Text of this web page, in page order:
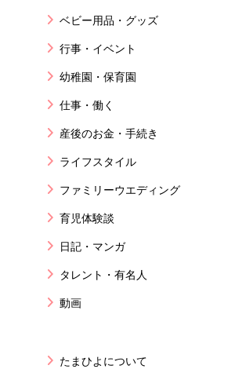
ベビー用品・グッズ
行事・イベント
幼稚園・保育園
仕事・働く
産後のお金・手続き
ライフスタイル
ファミリーウエディング
育児体験談
日記・マンガ
タレント・有名人
動画
たまひよについて